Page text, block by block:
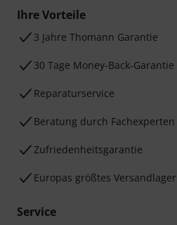
Ihre Vorteile
3 Jahre Thomann Garantie
30 Tage Money-Back-Garantie
Reparaturservice
Beratung durch Fachexperten
Zufriedenheitsgarantie
Europas größtes Versandlager
Service